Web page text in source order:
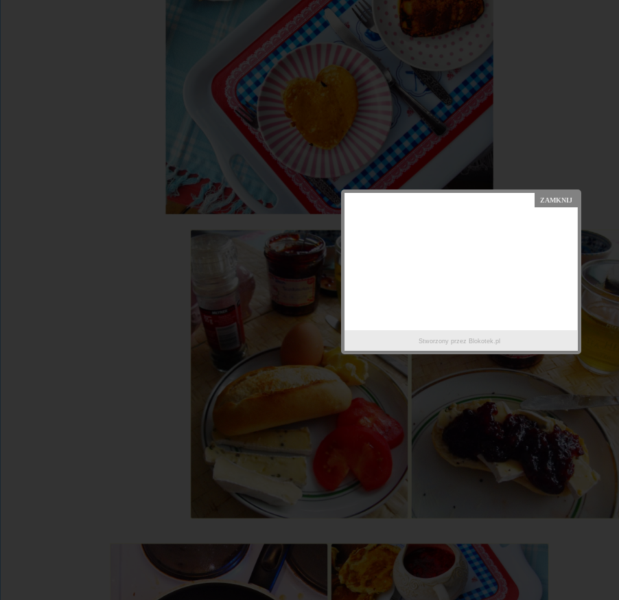
Stworzony przez Blokotek.pl